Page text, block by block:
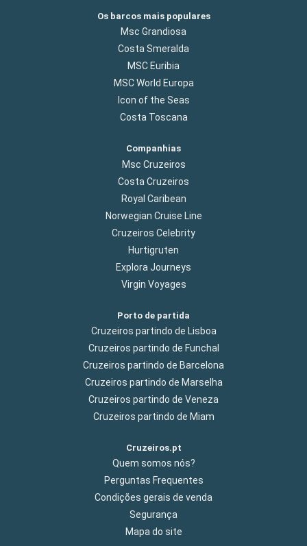
Os barcos mais populares
Msc Grandiosa
Costa Smeralda
MSC Euribia
MSC World Europa
Icon of the Seas
Costa Toscana
Companhias
Msc Cruzeiros
Costa Cruzeiros
Royal Caribean
Norwegian Cruise Line
Cruzeiros Celebrity
Hurtigruten
Explora Journeys
Virgin Voyages
Porto de partida
Cruzeiros partindo de Lisboa
Cruzeiros partindo de Funchal
Cruzeiros partindo de Barcelona
Cruzeiros partindo de Marselha
Cruzeiros partindo de Veneza
Cruzeiros partindo de Miam
Cruzeiros.pt
Quem somos nós?
Perguntas Frequentes
Condições gerais de venda
Segurança
Mapa do site